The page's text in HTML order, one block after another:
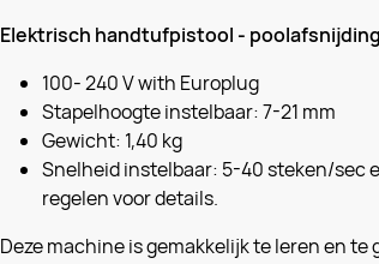
Elektrisch handtufpistool -
100- 240 V with Europlug
Stapelhoogte instelbaar: 7-21 mm
Gewicht: 1,40 kg
Snelheid instelbaar: 5-40 steken/sec
regelen voor details.
Deze machine is gemakkelijk te leren en